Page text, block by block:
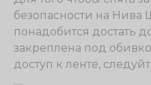
безопасности на Нива
понадобится достать
закреплена под
доступ к ленте,